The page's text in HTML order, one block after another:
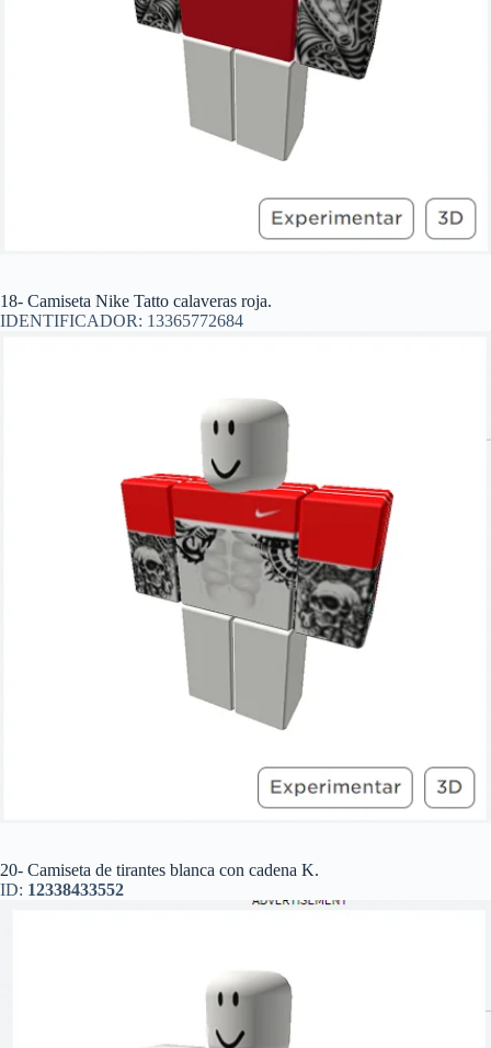
18- Camiseta Nike Tatto calaveras roja.
IDENTIFICADOR: 13365772684
20- Camiseta de tirantes blanca con cadena K.
ID: 12338433552